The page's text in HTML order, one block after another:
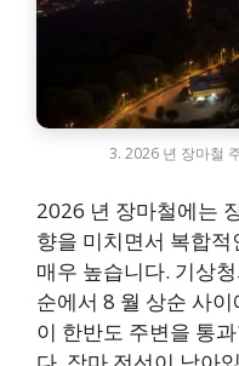
3. 2026 년 장마철
2026 년 장마철에는
향을 미치면서 복합
매우 높습니다. 기상
순에서 8 월 상순 사
이 한반도 주변을 통